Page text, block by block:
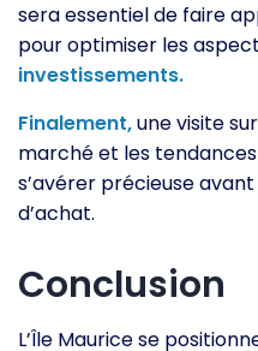
sera essentiel de faire
pour optimiser les
investissements.
Finalement,une visite
marché et les tendances
s’avérer précieuse
d’achat.
Conclusion
L’Île Maurice se